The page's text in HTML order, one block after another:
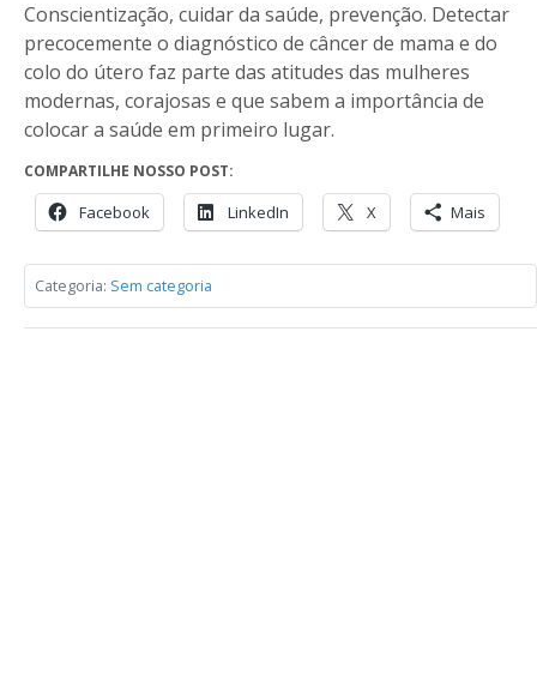
Conscientização, cuidar da saúde, prevenção. Detectar
precocemente o diagnóstico de câncer de mama e do
colo do útero faz parte das atitudes das mulheres
modernas, corajosas e que sabem a importância de
colocar a saúde em primeiro lugar.
COMPARTILHE NOSSO POST:
Facebook LinkedIn X Mais
Categoria: Sem categoria